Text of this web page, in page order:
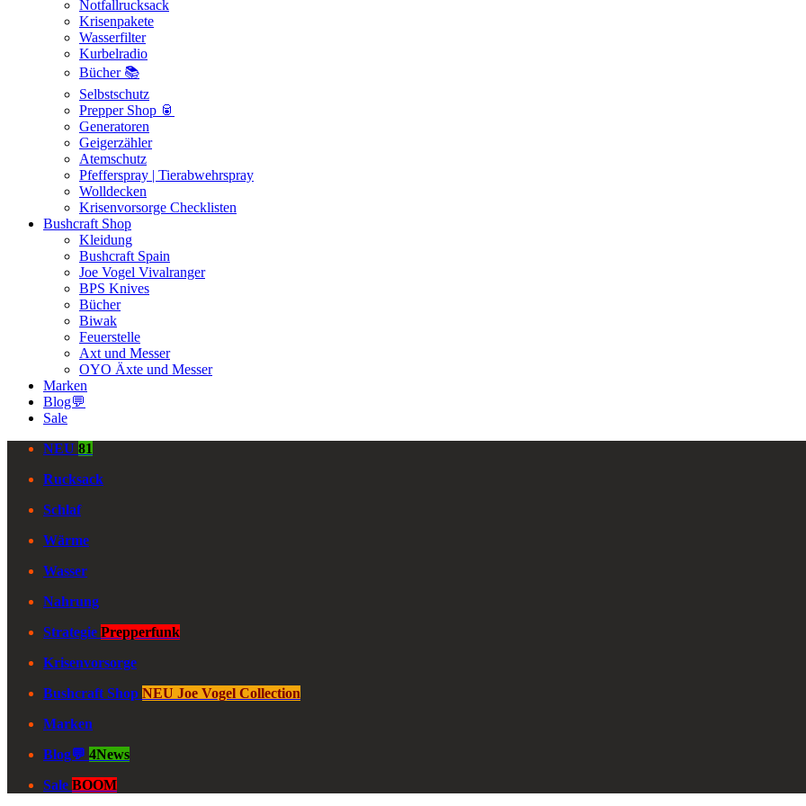
Notfallrucksack
Krisenpakete
Wasserfilter
Kurbelradio
Bücher 📚
Selbstschutz
Prepper Shop 🥫
Generatoren
Geigerzähler
Atemschutz
Pfefferspray | Tierabwehrspray
Wolldecken
Krisenvorsorge Checklisten
Bushcraft Shop
Kleidung
Bushcraft Spain
Joe Vogel Vivalranger
BPS Knives
Bücher
Biwak
Feuerstelle
Axt und Messer
OYO Äxte und Messer
Marken
Blog💬
Sale
NEU 81
Rucksack
Schlaf
Wärme
Wasser
Nahrung
Strategie Prepperfunk
Krisenvorsorge
Bushcraft Shop NEU Joe Vogel Collection
Marken
Blog💬 4News
Sale BOOM